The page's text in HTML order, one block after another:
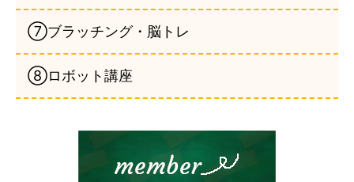
⑦ブラッチング・脳トレ
⑧ロボット講座